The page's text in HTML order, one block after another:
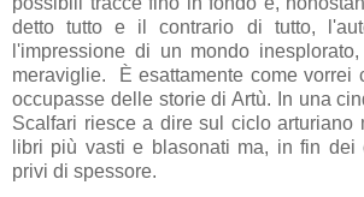
detto tutto e il contrario di tutto,
l'impressione di un mondo
meraviglie. È esattamente come vorrei
occupasse delle storie di Artù. In una
Scalfari riesce a dire sul ciclo arturiano
libri più vasti e blasonati ma, in fin dei
privi di spessore.